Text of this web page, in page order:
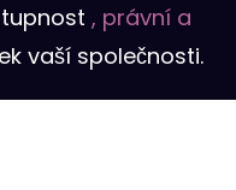
, právní a
vaší společnosti.